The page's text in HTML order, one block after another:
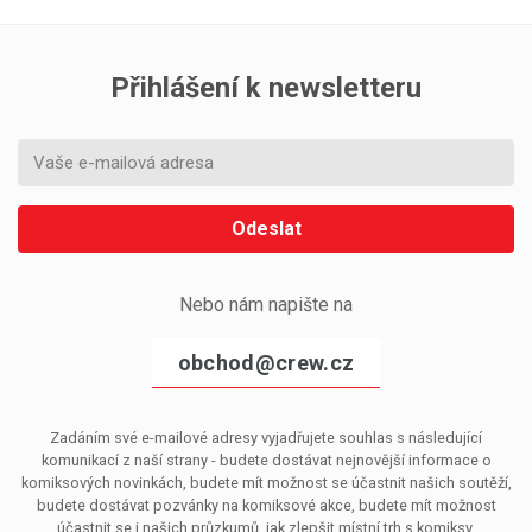
Přihlášení k newsletteru
Odeslat
Nebo nám napište na
obchod@crew.cz
Zadáním své e-mailové adresy vyjadřujete souhlas s následující
komunikací z naší strany - budete dostávat nejnovější informace o
komiksových novinkách, budete mít možnost se účastnit našich soutěží,
budete dostávat pozvánky na komiksové akce, budete mít možnost
účastnit se i našich průzkumů, jak zlepšit místní trh s komiksy.